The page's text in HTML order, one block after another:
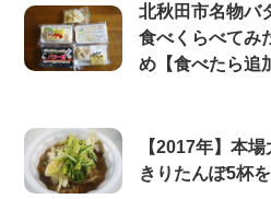
北秋田市名物バ
食べくらべてみ
め【食べたら追
【2017年】本
きりたんぽ5杯